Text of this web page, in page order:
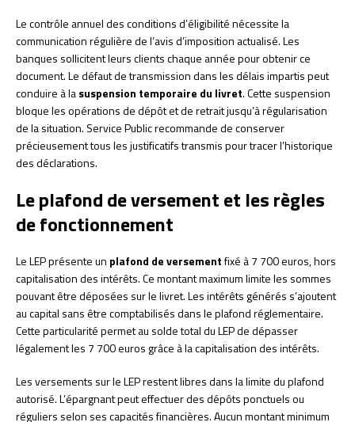
Le contrôle annuel des conditions d’éligibilité nécessite la
communication régulière de l’avis d’imposition actualisé. Les
banques sollicitent leurs clients chaque année pour obtenir ce
document. Le défaut de transmission dans les délais impartis peut
conduire à lasuspension temporaire du livret. Cette suspension
bloque les opérations de dépôt et de retrait jusqu’à régularisation
de la situation. Service Public recommande de conserver
précieusement tous les justificatifs transmis pour tracer l’historique
des déclarations.
Le plafond de versement et les règles
de fonctionnement
Le LEP présente un plafond de versementfixé à 7 700 euros, hors
capitalisation des intérêts. Ce montant maximum limite les sommes
pouvant être déposées sur le livret. Les intérêts générés s’ajoutent
au capital sans être comptabilisés dans le plafond réglementaire.
Cette particularité permet au solde total du LEP de dépasser
légalement les 7 700 euros grâce à la capitalisation des intérêts.
Les versements sur le LEP restent libres dans la limite du plafond
autorisé. L’épargnant peut effectuer des dépôts ponctuels ou
réguliers selon ses capacités financières. Aucun montant minimum